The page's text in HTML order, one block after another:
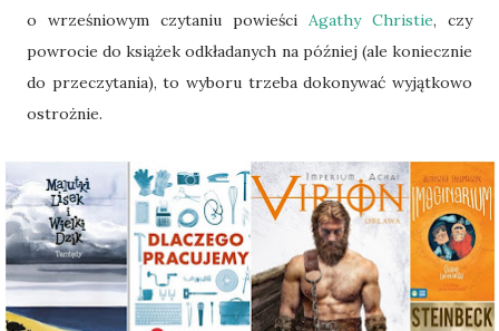
o wrześniowym czytaniu powieści Agathy Christie, czy
powrocie do książek odkładanych na później (ale koniecznie
do przeczytania), to wyboru trzeba dokonywać wyjątkowo
ostrożnie.